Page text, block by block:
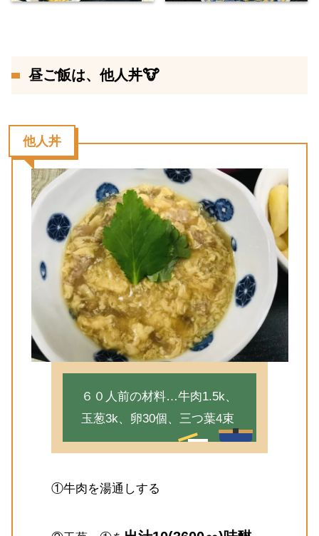
昼ご飯は、他人丼🐮
他人丼
６０人前の材料…牛肉1.5k、
玉葱3k、卵30個、三つ葉4束
①牛肉を湯通しする